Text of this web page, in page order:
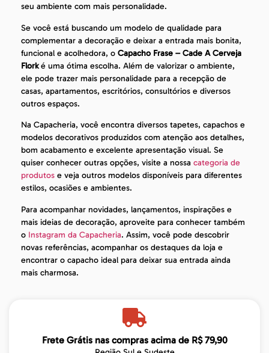
seu ambiente com mais personalidade.
Se você está buscando um modelo de qualidade para
complementar a decoração e deixar a entrada mais bonita,
funcional e acolhedora, o Capacho Frase – Cade A Cerveja
Florké uma ótima escolha. Além de valorizar o ambiente,
ele pode trazer mais personalidade para a recepção de
casas, apartamentos, escritórios, consultórios e diversos
outros espaços.
Na Capacheria, você encontra diversos tapetes, capachos e
modelos decorativos produzidos com atenção aos detalhes,
bom acabamento e excelente apresentação visual. Se
quiser conhecer outras opções, visite a nossa categoria de
produtos e veja outros modelos disponíveis para diferentes
estilos, ocasiões e ambientes.
Para acompanhar novidades, lançamentos, inspirações e
mais ideias de decoração, aproveite para conhecer também
o Instagram da Capacheria. Assim, você pode descobrir
novas referências, acompanhar os destaques da loja e
encontrar o capacho ideal para deixar sua entrada ainda
mais charmosa.
Frete Grátis nas compras acima de R$ 79,90